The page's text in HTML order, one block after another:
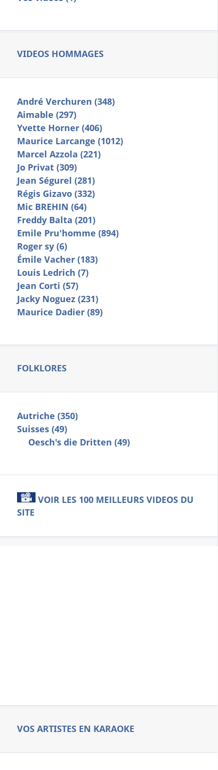
VIDEOS HOMMAGES
André Verchuren (348)
Aimable (297)
Yvette Horner (406)
Maurice Larcange (1012)
Marcel Azzola (221)
Jo Privat (309)
Jean Ségurel (281)
Régis Gizavo (332)
Mic BREHIN (64)
Freddy Balta (201)
Emile Pru'homme (894)
Roger sy (6)
Émile Vacher (183)
Louis Ledrich (7)
Jean Corti (57)
Jacky Noguez (231)
Maurice Dadier (89)
FOLKLORES
Autriche (350)
Suisses (49)
Oesch's die Dritten (49)
VOIR LES 100 MEILLEURS VIDEOS DU
SITE
VOS ARTISTES EN KARAOKE